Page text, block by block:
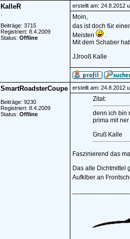
KalleR
Beiträge: 3715
Registriert: 8.4.2009
Status: Offline
erstellt am: 24.8.2012
Moin,
das ist doch für
Meisten
.
Mit dem Schaber
JJrooß Kalle
SmartRoadsterCoupe
Beiträge: 9230
Registriert: 8.4.2009
Status: Offline
erstellt am: 24.8.2012
Zitat:
denn ich bin
prima mit
Gruß Kalle
Faszinierend das
Das alte Dichtmittel
Aufklber an